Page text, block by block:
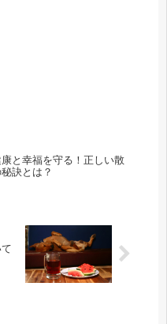
と幸福を守る！正しい散
訣とは？